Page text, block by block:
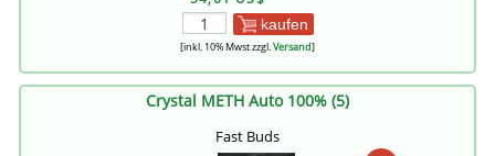
kaufen
[inkl. 10% Mwst zzgl.Versand]
Crystal METH Auto 100% (5)
Fast Buds